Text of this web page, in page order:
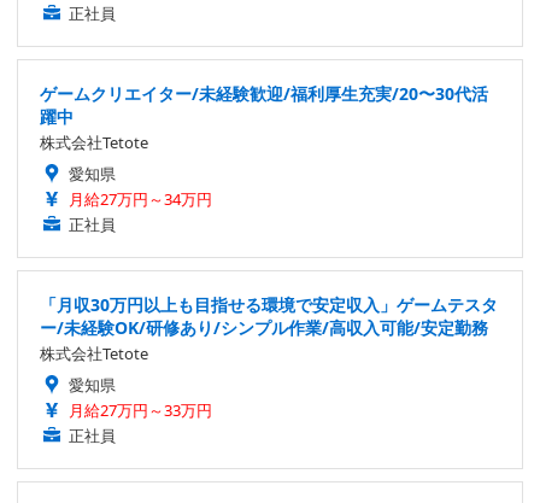
正社員
ゲームクリエイター/未経験歓迎/福利厚生充実/20〜30代活
躍中
株式会社Tetote
愛知県
月給27万円～34万円
正社員
「月収30万円以上も目指せる環境で安定収入」ゲームテスタ
ー/未経験OK/研修あり/シンプル作業/高収入可能/安定勤務
株式会社Tetote
愛知県
月給27万円～33万円
正社員